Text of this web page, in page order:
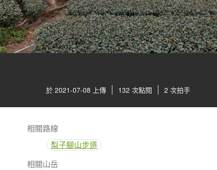
於 2021-07-08 上傳 132 次點閱 2 次拍手
相關路線
梨子腳山步道
相關山岳